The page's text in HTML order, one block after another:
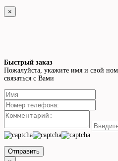
×
Быстрый заказ
Пожалуйста, укажите имя и свой
связаться с Вами
Отправить